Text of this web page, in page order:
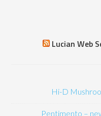
Lucian Web
Hi-D
Pentimento –